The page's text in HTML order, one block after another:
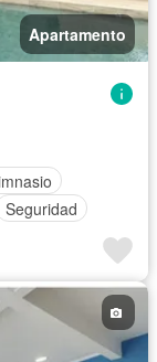
Apartamento
Seguridad